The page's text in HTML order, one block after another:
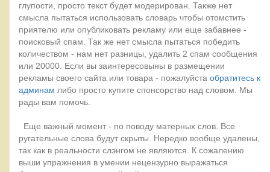
глупости, просто текст будет модерирован. Также нет
смысла пытаться использовать словарь чтобы отомстить
приятелю или опубликовать рекламу или еще забавнее -
поисковый спам. Так же нет смысла пытаться победить
количеством - нам нет разницы, удалить 2 спам сообщения
или 20000. Если вы заинтересовыны в размещении
рекламы своего сайта или товара - пожалуйста обратитесь к
админам либо просто купите спонсорство над словом. Мы
рады вам помочь.
Еще важный момент - по поводу матерных слов. Все
ругательные слова будут скрыты. Нередко вообще удалены,
так как в реальности слэнгом не являются. К сожалению
выши упражнения в умении нецензурно выражаться